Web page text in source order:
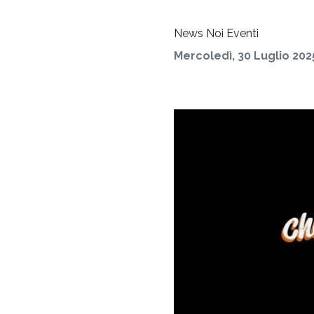
News Noi Eventi
Mercoledì, 30 Luglio